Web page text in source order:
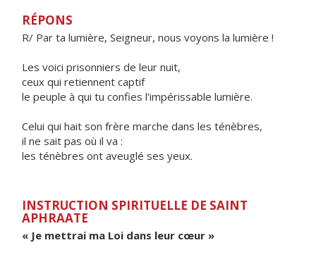
RÉPONS
R/ Par ta lumière, Seigneur, nous voyons la lumière !
Les voici prisonniers de leur nuit,
ceux qui retiennent captif
le peuple à qui tu confies l'impérissable lumière.
Celui qui hait son frère marche dans les ténèbres,
il ne sait pas où il va :
les ténèbres ont aveuglé ses yeux.
INSTRUCTION SPIRITUELLE DE SAINT
APHRAATE
« Je mettrai ma Loi dans leur cœur »